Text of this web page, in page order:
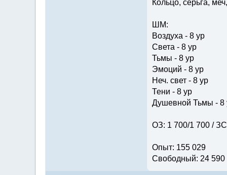
Кольцо, серьга,
ШМ:
Воздуха - 8 ур
Света - 8 ур
Тьмы - 8 ур
Эмоций - 8 ур
Неч. свет - 8 ур
Тени - 8 ур
Душевной Тьмы - 8
ОЗ: 1 700/1 700 /
Опыт: 155 029
Свободный: 24 590